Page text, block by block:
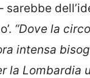
sarebbe
“Dove la
intensa
la Lombardia